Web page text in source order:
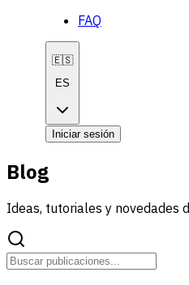
FAQ
🇪🇸
ES
Iniciar sesión
Blog
Ideas, tutoriales y novedades